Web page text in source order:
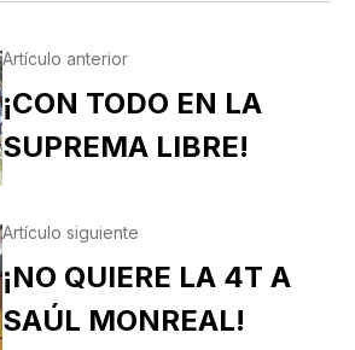
Artículo anterior
¡CON TODO EN LA
SUPREMA LIBRE!
Artículo siguiente
¡NO QUIERE LA 4T A
SAÚL MONREAL!